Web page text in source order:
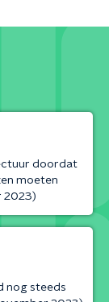
doordat
moeten
2023)
nog steeds